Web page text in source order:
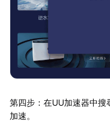
第四步：在UU加速器中
加速。